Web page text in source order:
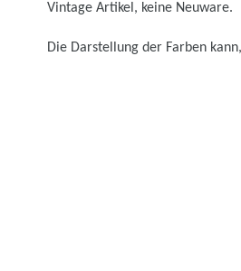
Vintage Artikel, keine Neuware.
Die Darstellung der Farben